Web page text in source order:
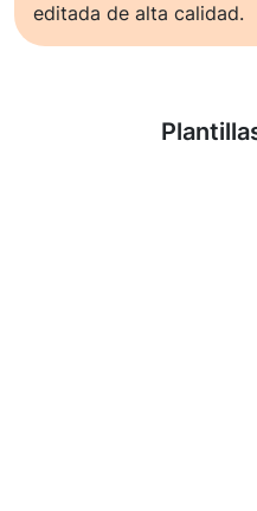
editada de alta calidad.